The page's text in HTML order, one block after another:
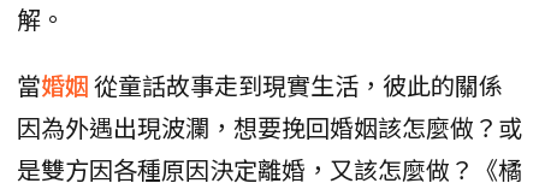
解。
當婚姻從童話故事走到現實生活，彼此的關係
因為外遇出現波瀾，想要挽回婚姻該怎麼做？或
是雙方因各種原因決定離婚，又該怎麼做？《橘